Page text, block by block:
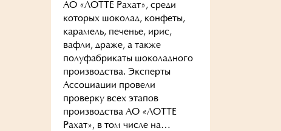
АО «ЛОТТЕ Рахат», среди
которых шоколад, конфеты,
карамель, печенье, ирис,
вафли, драже, а также
полуфабрикаты шоколадного
производства. Эксперты
Ассоциации провели
проверку всех этапов
производства АО «ЛОТТЕ
Рахат», в том числе на…